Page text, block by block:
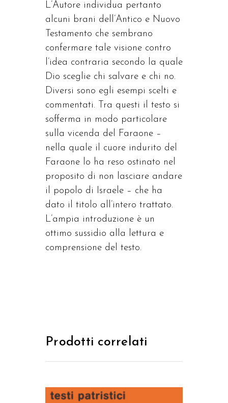
L’Autore individua pertanto
alcuni brani dell’Antico e Nuovo
Testamento che sembrano
confermare tale visione contro
l’idea contraria secondo la quale
Dio sceglie chi salvare e chi no.
Diversi sono egli esempi scelti e
commentati. Tra questi il testo si
sofferma in modo particolare
sulla vicenda del Faraone –
nella quale il cuore indurito del
Faraone lo ha reso ostinato nel
proposito di non lasciare andare
il popolo di Israele – che ha
dato il titolo all’intero trattato.
L’ampia introduzione è un
ottimo sussidio alla lettura e
comprensione del testo.
Prodotti correlati